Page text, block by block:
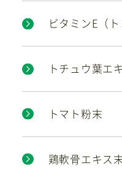
ビタミンE（ト
トチュウ葉エ
トマト粉末
鶏軟骨エキス